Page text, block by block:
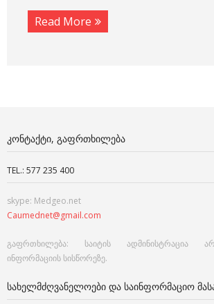
Read More
ᲙᲝᲜᲢᲐᲥᲢᲘ, ᲒᲐᲤᲠᲗᲮᲘᲚᲔᲑᲐ
TEL.: 577 235 400
skype: Medgeo.net
Caumednet@gmail.com
გაფრთხილება: საიტის ადმინისტრაცია
ინფორმაციის სისწორეზე.
ᲡᲐᲮᲔᲚᲛᲫᲦᲕᲐᲜᲔᲚᲝᲔᲑᲘ ᲓᲐ ᲡᲐᲘᲜᲤᲝᲠᲛᲐᲪᲘᲝ